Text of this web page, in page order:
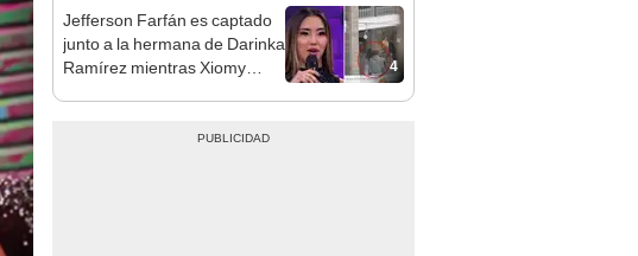
4
Jefferson Farfán es captado
junto a la hermana de Darinka
Ramírez mientras Xiomy